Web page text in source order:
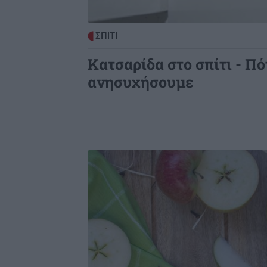
ΚΟΣΜΟΣ
Ιταλία: Τα ελαιοτριβεία ενώνονται
ΣΠΙΤΙ
Κατσαρίδα στο σπίτι -
ανησυχήσουμε
Image